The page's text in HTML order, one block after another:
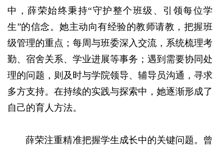
中，薛荣始终秉持“守护整个班级、引领每位学
生”的信念。她主动向有经验的教师请教，把握班
级管理的重点；每周与班委深入交流，系统梳理考
勤、宿舍关系、学业进展等事务；遇到需要协同处
理的问题，则及时与学院领导、辅导员沟通，寻求
多方支持。在持续的实践与探索中，她逐渐形成了
自己的育人方法。
薛荣注重精准把握学生成长中的关键问题。曾